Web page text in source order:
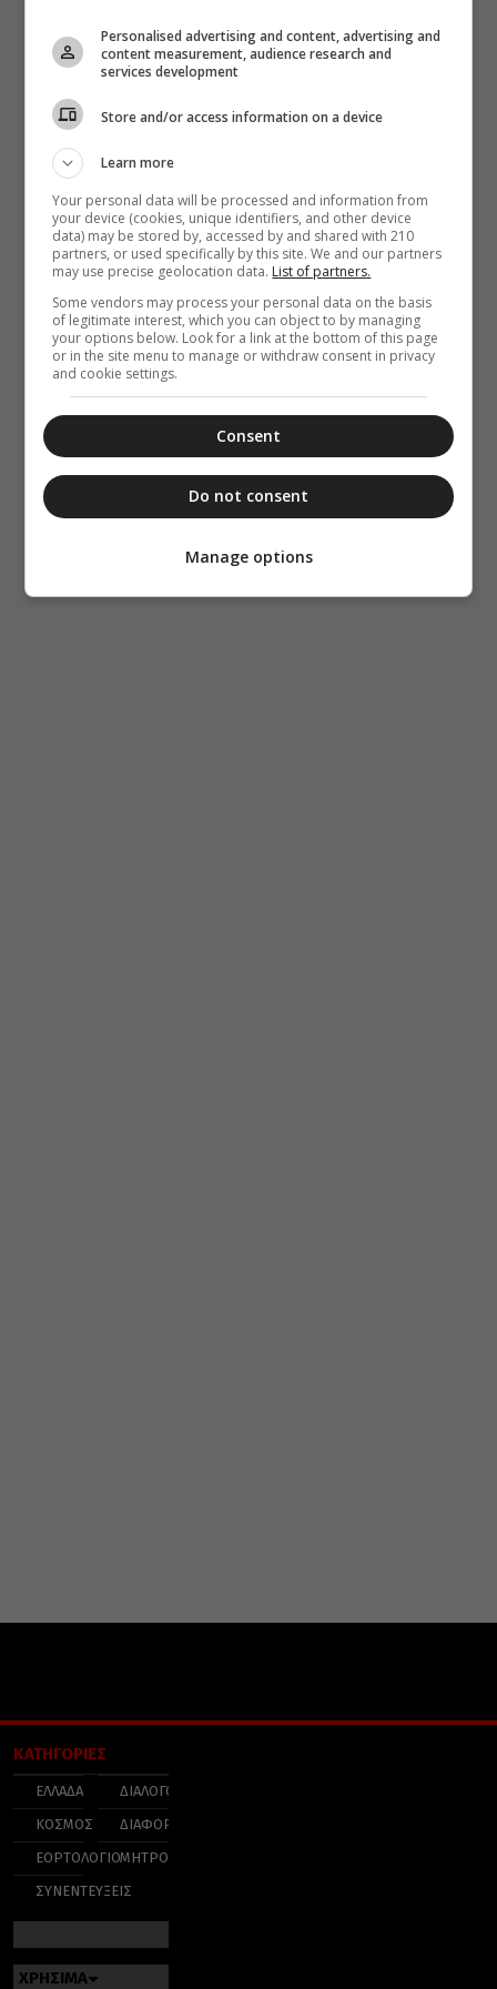
Μη χάσετε
σήμερα, την
“Κιβωτό της
περίπτερα
ΚΑΤΗΓΟΡΙΕΣ
ΕΛΛΑΔΑ
ΚΟΣΜΟΣ
ΕΟΡΤΟΛΟΓΙΟ
ΣΥΝΕΝΤΕΥΞΕΙΣ
ΔΙΑΛΟΓΟΣ
ΔΙΑΦΟΡΑ
ΜΗΤΡΟΠΟΛΕΙΣ
ΧΡΗΣΙΜΑ
Personalised advertising and content, advertising and
content measurement, audience research and
services development
Store and/or access information on a device
Learn more
Your personal data will be processed and information from
your device (cookies, unique identifiers, and other device
data) may be stored by, accessed by and shared with 210
partners, or used specifically by this site. We and our partners
may use precise geolocation data. List of partners.
Some vendors may process your personal data on the basis
of legitimate interest, which you can object to by managing
your options below. Look for a link at the bottom of this page
or in the site menu to manage or withdraw consent in privacy
and cookie settings.
Consent
Do not consent
Manage options